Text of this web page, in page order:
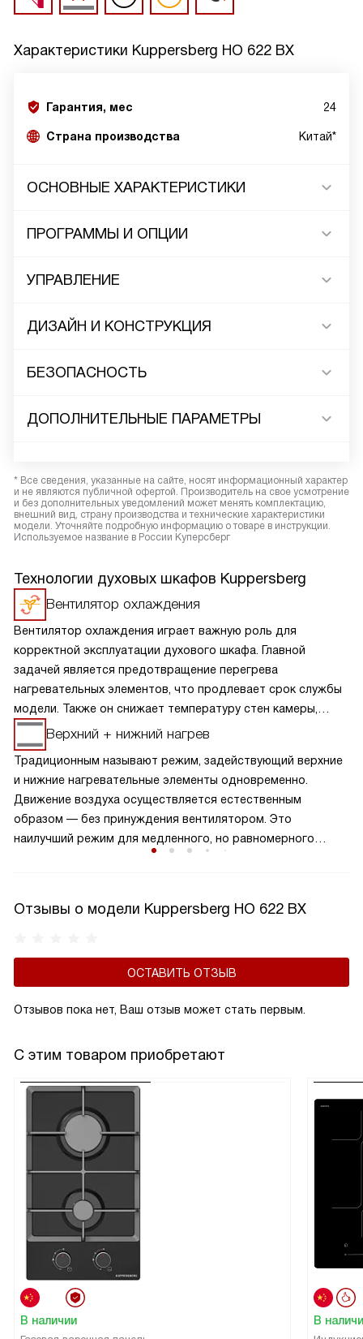
Характеристики Kuppersberg HO 622 BX
Гарантия, мес 24
Страна производства Китай*
ОСНОВНЫЕ ХАРАКТЕРИСТИКИ
ПРОГРАММЫ И ОПЦИИ
УПРАВЛЕНИЕ
ДИЗАЙН И КОНСТРУКЦИЯ
БЕЗОПАСНОСТЬ
ДОПОЛНИТЕЛЬНЫЕ ПАРАМЕТРЫ
* Все сведения, указанные на сайте, носят информационный характер
и не являются публичной офертой. Производитель на свое усмотрение
и без дополнительных уведомлений может менять комплектацию,
внешний вид, страну производства и технические характеристики
модели. Уточняйте подробную информацию о товаре в инструкции.
Используемое название в России Куперсберг
Технологии духовых шкафов Kuppersberg
Вентилятор охлаждения
Вентилятор охлаждения играет важную роль для
корректной эксплуатации духового шкафа. Главной
задачей является предотвращение перегрева
нагревательных элементов, что продлевает срок службы
модели. Также он снижает температуру стен камеры,
дверцы и панели управления. Это позволяет
поддерживать низкую температуру на внешних
поверхностях устройства, что делает его эксплуатацию
безопасной и удобной, а также защищает пользователя
от возможных ожогов. Кроме того, благодаря этой
функции можно избежать деформации и повреждения
мебели или гарнитура, расположенных рядом с духовкой.
Верхний + нижний нагрев
Традиционным называют режим, задействующий верхние
и нижние нагревательные элементы одновременно.
Движение воздуха осуществляется естественным
образом — без принуждения вентилятором. Это
наилучший режим для медленного, но равномерного
Отзывы о модели Kuppersberg HO 622 BX
ОСТАВИТЬ ОТЗЫВ
Отзывов пока нет, Ваш отзыв может стать первым.
С этим товаром приобретают
В наличии В